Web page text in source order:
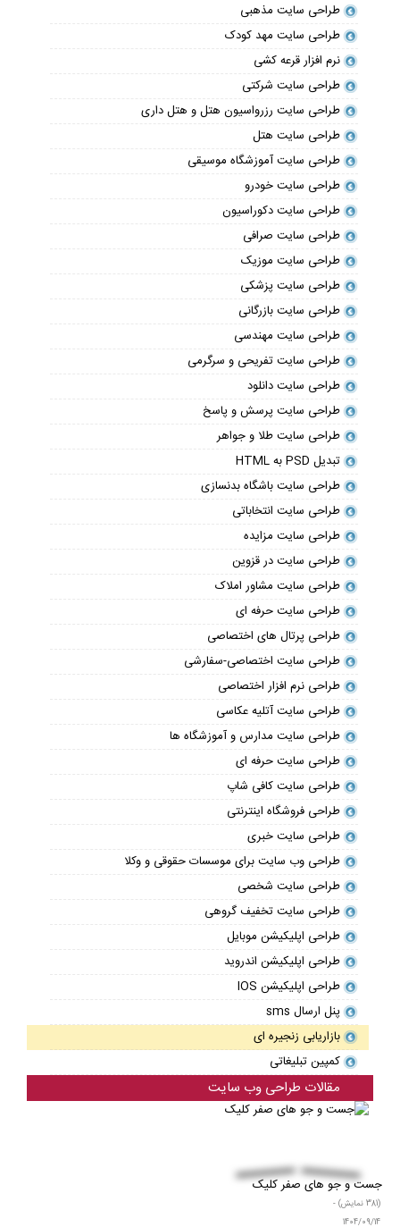
طراحی سایت مذهبی
طراحی سایت مهد کودک
نرم افزار قرعه کشی
طراحی سایت شرکتی
طراحی سایت رزرواسیون هتل و هتل داری
طراحی سایت هتل
طراحی سایت آموزشگاه موسیقی
طراحی سایت خودرو
طراحی سایت دکوراسیون
طراحی سایت صرافی
طراحی سایت موزیک
طراحی سایت پزشکی
طراحی سایت بازرگانی
طراحی سایت مهندسی
طراحی سایت تفریحی و سرگرمی
طراحی سایت دانلود
طراحی سایت پرسش و پاسخ
طراحی سایت طلا و جواهر
تبدیل PSD به HTML
طراحی سایت باشگاه بدنسازی
طراحی سایت انتخاباتی
طراحی سایت مزایده
طراحی سایت در قزوین
طراحی سایت مشاور املاک
طراحی سایت حرفه ای
طراحی پرتال های اختصاصی
طراحی سایت اختصاصی-سفارشی
طراحی نرم افزار اختصاصی
طراحی سایت آتلیه عکاسی
طراحی سایت مدارس و آموزشگاه ها
طراحی سایت حرفه ای
طراحی سایت کافی شاپ
طراحی فروشگاه اینترنتی
طراحی سایت خبری
طراحی وب سایت برای موسسات حقوقی و وکلا
طراحی سایت شخصی
طراحی سایت تخفیف گروهی
طراحی اپلیکیشن موبایل
طراحی اپلیکیشن اندروید
طراحی اپلیکیشن IOS
پنل ارسال sms
بازاریابی زنجیره ای
کمپین تبلیغاتی
مقالات طراحی وب سایت
جست و جو های صفر کلیک
(381 نمایش) -
1404/09/14